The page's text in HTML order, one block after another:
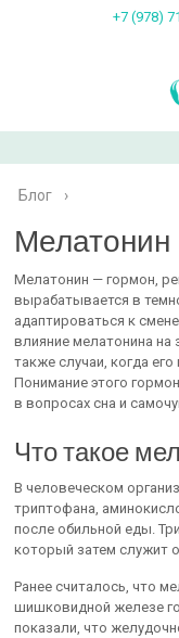
+7 (978)
Блог ›
Мелатонин
Мелатонин — гормон,
вырабатывается в
адаптироваться к
влияние мелатонина на
также случаи, когда
Понимание этого
в вопросах сна и
Что такое
В человеческом
триптофана,
после обильной еды.
который затем служит
Ранее считалось, что
шишковидной железе
показали, что